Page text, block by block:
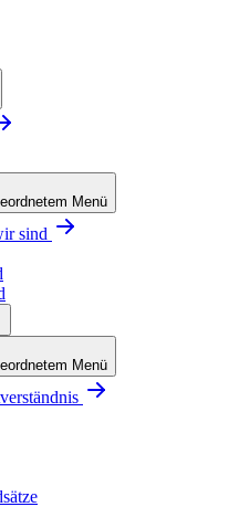
Menü
sind
Menü